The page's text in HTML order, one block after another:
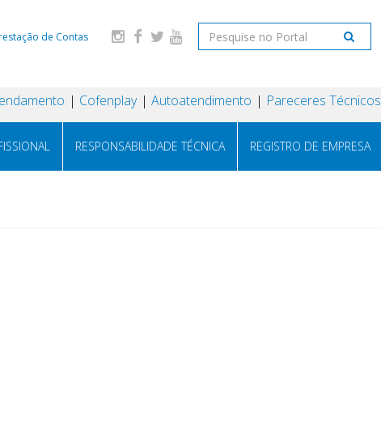
de Contas
Cofenplay Autoatendimento Pareceres Técnicos
RESPONSABILIDADE TÉCNICA REGISTRO DE EMPRESA